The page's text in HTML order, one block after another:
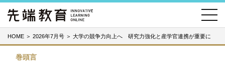
HOME ＞ 2026年7月号 ＞ 大学の競争力向上へ 研究力強化と産学官連携が重要に
巻頭言